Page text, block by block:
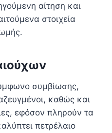
αίτηση και
στοιχεία
συμβίωσης,
καθώς και
εφόσον πληρούν τα
πετρέλαιο